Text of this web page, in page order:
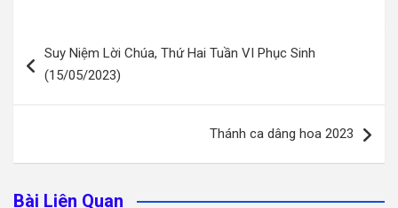
hướng
Suy Niệm Lời Chúa, Thứ Hai Tuần VI Phục Sinh
(15/05/2023)
Thánh ca dâng hoa 2023
Bài Liên Quan